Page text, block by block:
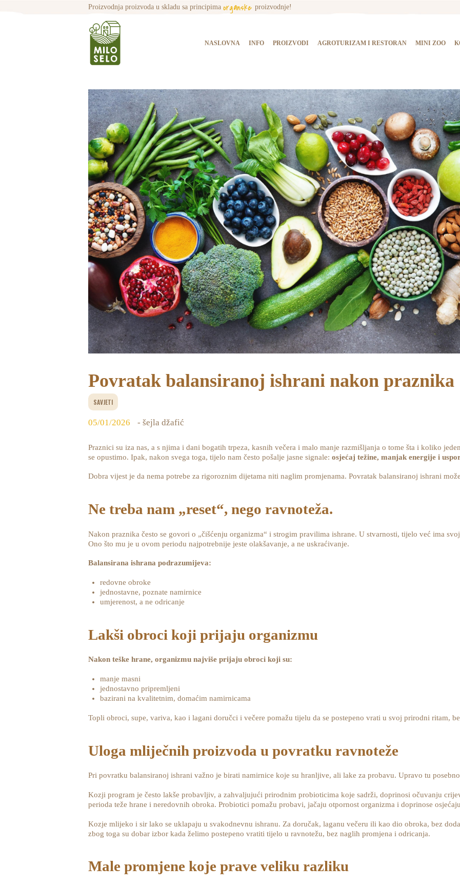
Proizvodnja proizvoda u skladu sa principima organske proizvodnje!
NASLOVNA INFO PROIZVODI AGROTURIZAM I RESTORAN MINI ZOO
NASLOVNA
INFO
AGROTURIZAM I
RESTORAN
MINI ZOO
KONTAKT
KUPI PROIZVODE
Povratak balansiranoj ishrani nakon praznika
SAVJETI
05/01/2026 - šejla džafić
Praznici su iza nas, a s njima i dani bogatih trpeza, kasnih večera i malo manje razmišljanja o tome šta i koliko
se opustimo. Ipak, nakon svega toga, tijelo nam često pošalje jasne signale: osjećaj težine, manjak energije i
Dobra vijest je da nema potrebe za rigoroznim dijetama niti naglim promjenama. Povratak balansiranoj ishrani
Ne treba nam „reset“, nego ravnoteža.
Nakon praznika često se govori o „čišćenju organizma“ i strogim pravilima ishrane. U stvarnosti, tijelo već ima
Ono što mu je u ovom periodu najpotrebnije jeste olakšavanje, a ne uskraćivanje.
Balansirana ishrana podrazumijeva:
redovne obroke
jednostavne, poznate namirnice
umjerenost, a ne odricanje
Lakši obroci koji prijaju organizmu
Nakon teške hrane, organizmu najviše prijaju obroci koji su:
manje masni
jednostavno pripremljeni
bazirani na kvalitetnim, domaćim namirnicama
Topli obroci, supe, variva, kao i lagani doručci i večere pomažu tijelu da se postepeno vrati u svoj prirodni ritam,
Uloga mliječnih proizvoda u povratku ravnoteže
Pri povratku balansiranoj ishrani važno je birati namirnice koje su hranljive, ali lake za probavu. Upravo tu
Kozji program je često lakše probavljiv, a zahvaljujući prirodnim probioticima koje sadrži, doprinosi očuvanju
perioda teže hrane i neredovnih obroka. Probiotici pomažu probavi, jačaju otpornost organizma i doprinose
Kozje mlijeko i sir lako se uklapaju u svakodnevnu ishranu. Za doručak, laganu večeru ili kao dio obroka, bez
zbog toga su dobar izbor kada želimo postepeno vratiti tijelo u ravnotežu, bez naglih promjena i odricanja.
Male promjene koje prave veliku razliku